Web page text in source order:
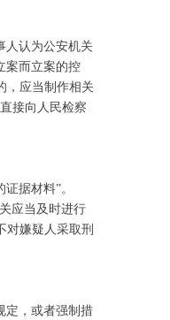
人认为公安机关
案而立案的控
，应当制作相关
接向人民检察
据材料”。
应当及时进行
对嫌疑人采取刑
定，或者强制措